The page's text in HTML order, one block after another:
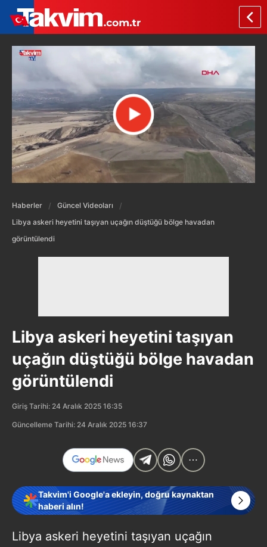
Haberler
Güncel Videoları
Libya askeri heyetini taşıyan uçağın düştüğü bölge havadan
görüntülendi
Libya askeri heyetini taşıyan
uçağın düştüğü bölge havadan
görüntülendi
Giriş Tarihi: 24 Aralık 2025 16:35
Güncelleme Tarihi: 24 Aralık 2025 16:37
Takvim'i Google'a ekleyin, doğru kaynaktan
haberi alın!
Libya askeri heyetini taşıyan uçağın